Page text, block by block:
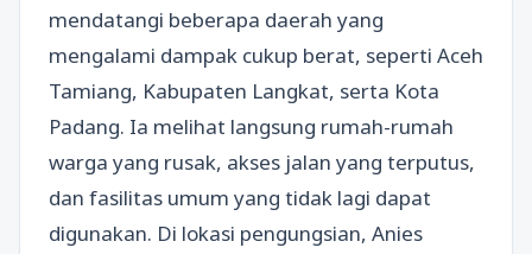
mendatangi beberapa daerah yang
mengalami dampak cukup berat, seperti Aceh
Tamiang, Kabupaten Langkat, serta Kota
Padang. Ia melihat langsung rumah-rumah
warga yang rusak, akses jalan yang terputus,
dan fasilitas umum yang tidak lagi dapat
digunakan. Di lokasi pengungsian, Anies